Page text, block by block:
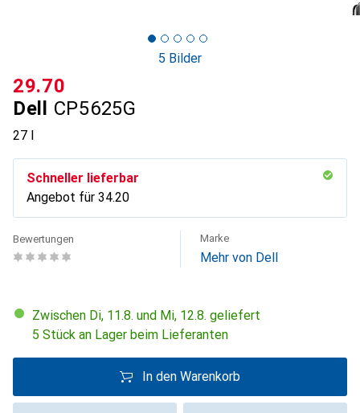
5 Bilder
Dell CP5625G
27 l
CHF
29.70
Schneller lieferbar
Angebot für CHF
34.20
Bewertungen Marke
Mehr von Dell
Zwischen Di, 11.8. und Mi, 12.8. geliefert
5 Stück an Lager beim Lieferanten
In den Warenkorb